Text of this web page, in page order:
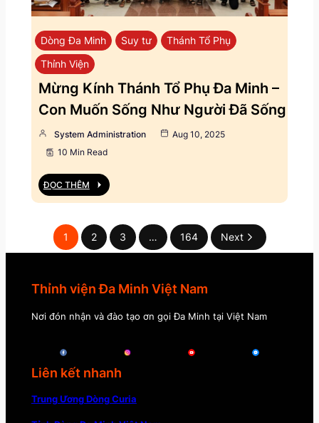
Dòng Đa Minh Suy tư
Thánh Tổ Phụ
Thỉnh Viện
Mừng Kính Thánh Tổ Phụ Đa Minh –
Con Muốn Sống Như Người Đã Sống
System Administration
Aug 10, 2025
10 Min Read
ĐỌC THÊM
1 2 3 … 164 Next
Thỉnh viện Đa Minh Việt Nam
Nơi đón nhận và đào tạo ơn gọi Đa Minh tại Việt Nam
Liên kết nhanh
Trung Ương Dòng Curia